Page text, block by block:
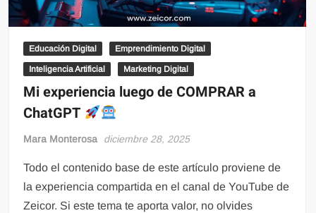
Educación Digital Emprendimiento Digital
Inteligencia Artificial Marketing Digital
Mi experiencia luego de COMPRAR a
ChatGPT
Mara Monterosa diciembre 28, 2025
Todo el contenido base de este artículo proviene de
la experiencia compartida en el canal de YouTube de
Zeicor. Si este tema te aporta valor, no olvides